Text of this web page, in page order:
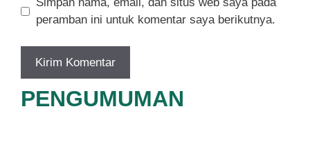
Simpan nama, email, dan situs web saya pada
peramban ini untuk komentar saya berikutnya.
PENGUMUMAN